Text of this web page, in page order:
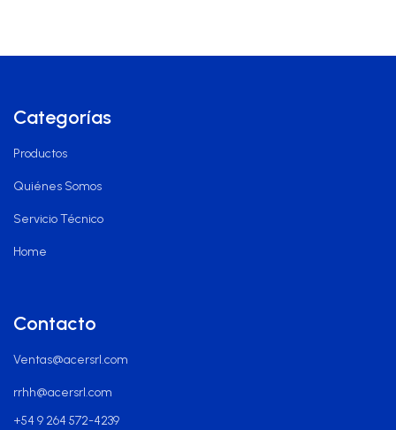
Categorías
Productos
Quiénes Somos
Servicio Técnico
Home
Contacto
Ventas@acersrl.com
rrhh@acersrl.com
+54 9 264 572-4239